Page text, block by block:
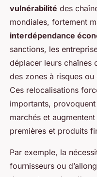
vulnérabilité des
mondiales, fortement
interdépendance
sanctions, les
déplacer leurs chaînes
des zones à risques
Ces relocalisations
importants,
marchés et
premières et produits
Par exemple, la
fournisseurs ou